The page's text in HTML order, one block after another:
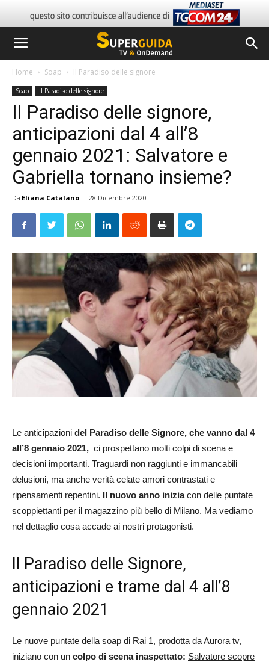
Home Soap Il Paradiso delle signore
Soap Il Paradiso delle signore
Il Paradiso delle signore,
anticipazioni dal 4 all’8
gennaio 2021: Salvatore e
Gabriella tornano insieme?
Da Eliana Catalano - 28 Dicembre 2020
Le anticipazioni del Paradiso delle Signore, che vanno dal 4
all’8 gennaio 2021, ci prospettano molti colpi di scena e
decisioni importanti. Traguardi non raggiunti e immancabili
delusioni, ma anche verità celate amori contrastati e
ripensamenti repentini. Il nuovo anno iniziacon delle puntate
scoppiettanti per il magazzino più bello di Milano. Ma vediamo
nel dettaglio cosa accade ai nostri protagonisti.
Il Paradiso delle Signore,
anticipazioni e trame dal 4 all’8
gennaio 2021
Le nuove puntate della soap di Rai 1, prodotta da Aurora tv,
iniziano con un colpo di scena inaspettato: Salvatore scopre